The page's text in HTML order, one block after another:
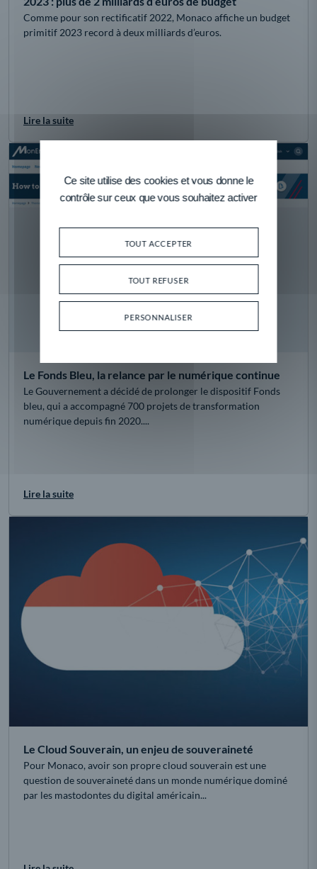
Comme pour son rectificatif 2022, Monaco affiche un budget
primitif 2023 record à deux milliards d’euros.
Lire la suite
Le Fonds Bleu, la relance par le numérique continue
Le Gouvernement a décidé de prolonger le dispositif Fonds
bleu, qui a accompagné 700 projets de transformation
numérique depuis fin 2020....
Lire la suite
Le Cloud Souverain, un enjeu de souveraineté
Pour Monaco, avoir son propre cloud souverain est une
question de souveraineté dans un monde numérique dominé
par les mastodontes du digital américain...
Ce site utilise des cookies et vous donne le
contrôle sur ceux que vous souhaitez activer
TOUT ACCEPTER
TOUT REFUSER
PERSONNALISER